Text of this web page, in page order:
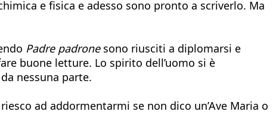
e fisica e adesso sono pronto a scriverlo. Ma
Padre padronesono riusciti a diplomarsi e
buone letture. Lo spirito dell’uomo si è
nessuna parte.
ad addormentarmi se non dico un’Ave Maria o